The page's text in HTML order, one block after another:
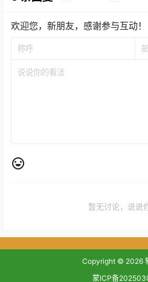
欢迎您，新朋友，感谢参与互动！
暂无讨论，说说
Copyright © 2026
蒙ICP备